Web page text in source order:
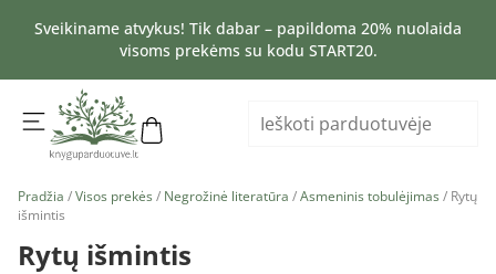
Sveikiname atvykus! Tik dabar – papildoma 20% nuolaida
visoms prekėms su kodu START20.
Pradžia /Visos prekės / Negrožinė literatūra /Asmeninis tobulėjimas / Rytų
išmintis
Rytų išmintis